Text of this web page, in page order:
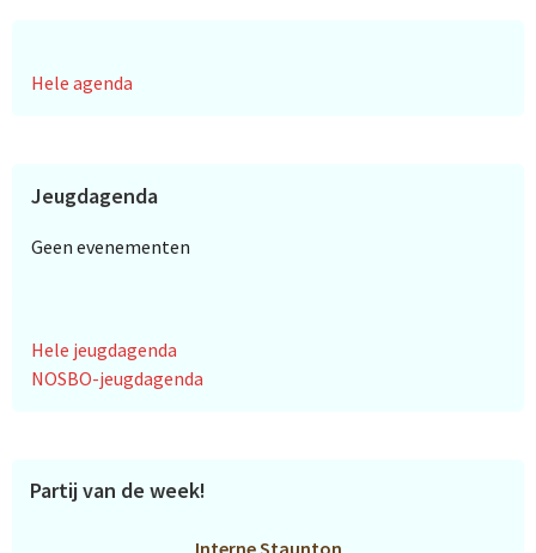
Hele agenda
Jeugdagenda
Geen evenementen
Hele jeugdagenda
NOSBO-jeugdagenda
Partij van de week!
Interne Staunton